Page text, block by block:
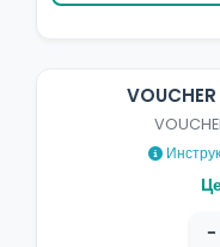
−